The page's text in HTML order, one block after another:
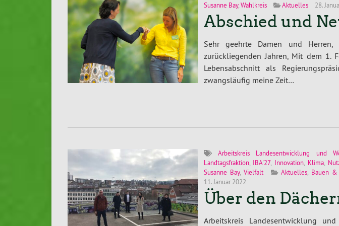
Susanne Bay, Wahlkreis Aktuelles 28.
Abschied und
Sehr geehrte Damen und
zurückliegenden Jahren, Mit dem 1.
Lebensabschnitt als
zwangsläufig meine Zeit…
Arbeitskreis Landesentwicklung und
Landtagsfraktion, IBA'27, Innovation Klima,
Susanne Bay, Vielfalt Aktuelles Bauen &
11. Januar 2022
Über den
Arbeitskreis Landesentwicklung